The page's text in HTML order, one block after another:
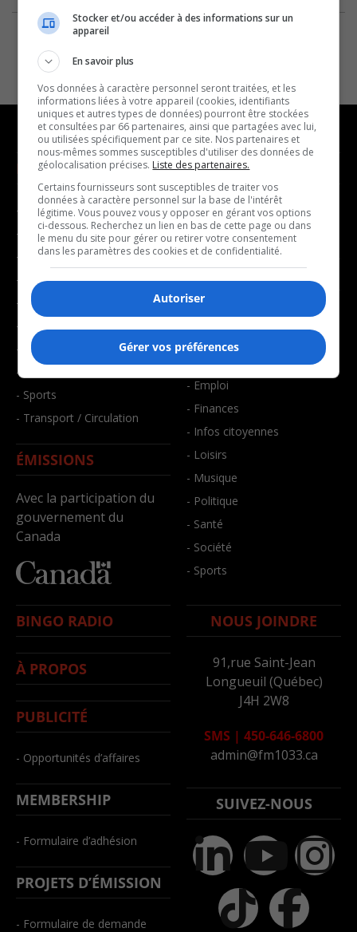
NOUVELLES
- Affaires municipales
- Communauté / Social
- Culture
- Économie
- Éducation
- Environnement
- Faits divers
- Santé et bien-être
- Sports
- Transport / Circulation
ÉMISSIONS
Avec la participation du
gouvernement du
Canada
MUSIQUE
- Décompte franco
- Joué récemment
BALADOS
- Affaires
- Art de vivre
- Bien-être
- Emploi
- Finances
- Infos citoyennes
- Loisirs
- Musique
- Politique
- Santé
- Société
- Sports
BINGO RADIO
À PROPOS
PUBLICITÉ
- Opportunités d’affaires
MEMBERSHIP
- Formulaire d’adhésion
PROJETS D’ÉMISSION
- Formulaire de demande
NOUS JOINDRE
91,rue Saint-Jean
Longueuil (Québec)
J4H 2W8
SMS | 450-646-6800
admin@fm1033.ca
SUIVEZ-NOUS
Stocker et/ou accéder à des informations sur un
appareil
En savoir plus
Vos données à caractère personnel seront traitées, et les
informations liées à votre appareil (cookies, identifiants
uniques et autres types de données) pourront être stockées
et consultées par 66 partenaires, ainsi que partagées avec lui,
ou utilisées spécifiquement par ce site. Nos partenaires et
nous-mêmes sommes susceptibles d'utiliser des données de
géolocalisation précises. Liste des partenaires.
Certains fournisseurs sont susceptibles de traiter vos
données à caractère personnel sur la base de l'intérêt
légitime. Vous pouvez vous y opposer en gérant vos options
ci-dessous. Recherchez un lien en bas de cette page ou dans
le menu du site pour gérer ou retirer votre consentement
dans les paramètres des cookies et de confidentialité.
Autoriser
Gérer vos préférences